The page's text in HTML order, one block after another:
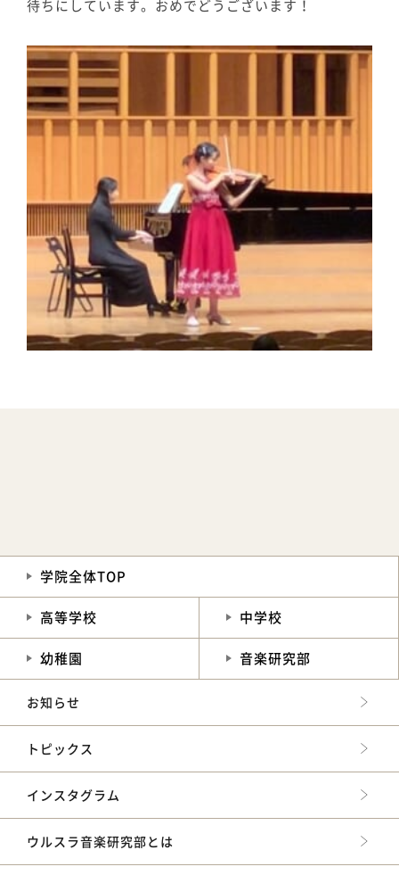
待ちにしています。おめでどうございます！
学院全体TOP
高等学校 中学校
幼稚園 音楽研究部
お知らせ
トピックス
インスタグラム
ウルスラ音楽研究部とは